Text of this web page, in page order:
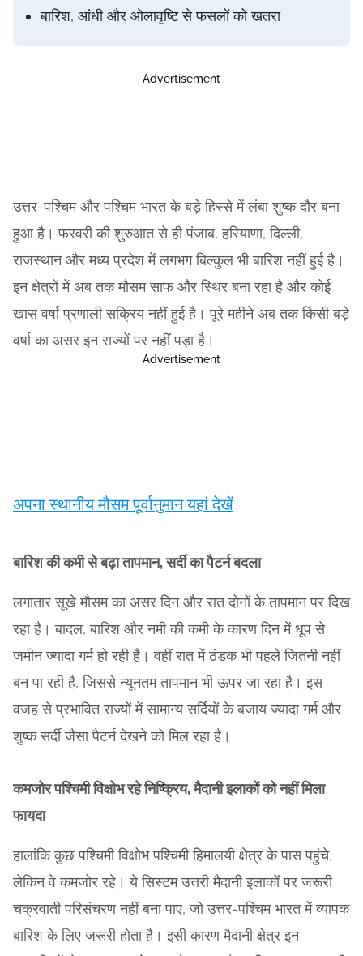
बारिश, आंधी और ओलावृष्टि से फसलों को खतरा
Advertisement
उत्तर-पश्चिम और पश्चिम भारत के बड़े हिस्से में लंबा शुष्क दौर बना
हुआ है। फरवरी की शुरुआत से ही पंजाब, हरियाणा, दिल्ली,
राजस्थान और मध्य प्रदेश में लगभग बिल्कुल भी बारिश नहीं हुई है।
इन क्षेत्रों में अब तक मौसम साफ और स्थिर बना रहा है और कोई
खास वर्षा प्रणाली सक्रिय नहीं हुई है। पूरे महीने अब तक किसी बड़े
वर्षा का असर इन राज्यों पर नहीं पड़ा है।
Advertisement
अपना स्थानीय मौसम पूर्वानुमान यहां देखें
बारिश की कमी से बढ़ा तापमान, सर्दी का पैटर्न बदला
लगातार सूखे मौसम का असर दिन और रात दोनों के तापमान पर दिख
रहा है। बादल, बारिश और नमी की कमी के कारण दिन में धूप से
जमीन ज्यादा गर्म हो रही है। वहीं रात में ठंडक भी पहले जितनी नहीं
बन पा रही है, जिससे न्यूनतम तापमान भी ऊपर जा रहा है। इस
वजह से प्रभावित राज्यों में सामान्य सर्दियों के बजाय ज्यादा गर्म और
शुष्क सर्दी जैसा पैटर्न देखने को मिल रहा है।
कमजोर पश्चिमी विक्षोभ रहे निष्क्रिय, मैदानी इलाकों को नहीं मिला
फायदा
हालांकि कुछ पश्चिमी विक्षोभ पश्चिमी हिमालयी क्षेत्र के पास पहुंचे,
लेकिन वे कमजोर रहे। ये सिस्टम उत्तरी मैदानी इलाकों पर जरूरी
चक्रवाती परिसंचरण नहीं बना पाए, जो उत्तर-पश्चिम भारत में व्यापक
बारिश के लिए जरूरी होता है। इसी कारण मैदानी क्षेत्र इन